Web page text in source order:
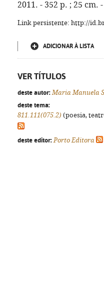
2011. - 352 p. ; 25 cm.
Link persistente: http://
ADICIONAR À LISTA
VER TÍTULOS
deste autor: Maria Manuela
deste tema:
811.111(075.2) (poesia,
deste editor: Porto Editora